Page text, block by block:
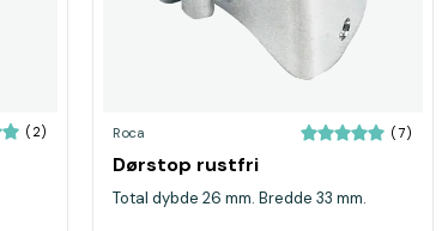
(2) Roca (7)
Dørstop rustfri
Total dybde 26 mm. Bredde 33 mm.